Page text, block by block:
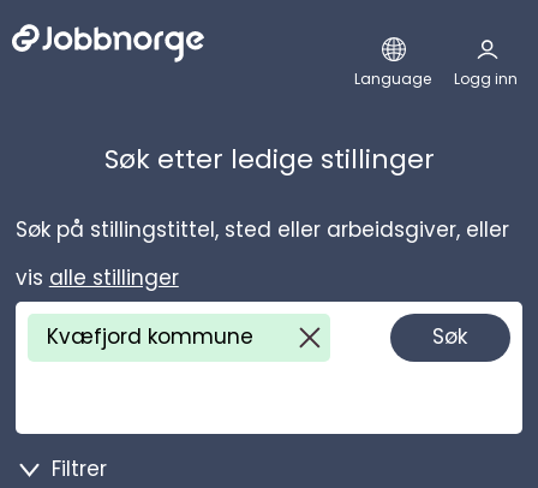
Hopp til hovedinnhold
Language Logg inn
Søk etter ledige stillinger
Søk på stillingstittel, sted eller arbeidsgiver, eller
vis alle stillinger
Kvæfjord kommune
fjerne Kvæfjord
Søk
Filtrer